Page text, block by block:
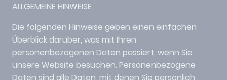
ALLGEMEINE HINWEISE
Die folgenden Hinweise geben einen einfachen
Überblick darüber, was mit Ihren
personenbezogenen Daten passiert, wenn Sie
unsere Website besuchen. Personenbezogene